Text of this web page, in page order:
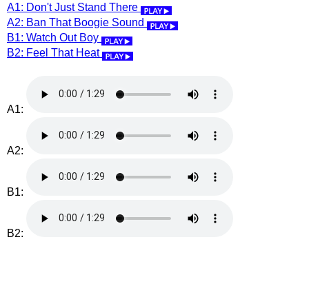
A1: Don't Just Stand There
A2: Ban That Boogie Sound
B1: Watch Out Boy
B2: Feel That Heat
A1:
A2:
B1:
B2: